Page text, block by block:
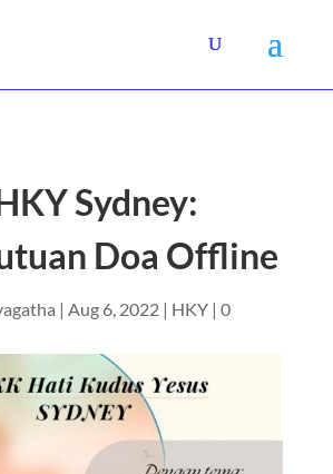
Sydney:
Doa Offline
| Aug 6, 2022| HKY| 0